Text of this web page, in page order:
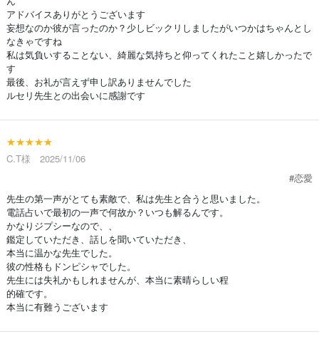
アドバイスありがとうございます
妄想なのか彼が言ったのか？少しビックリしましたがいつかはちゃんとし
なきゃですね
私は気負いすることない、綺麗な気持ちと仰ってくれたこと嬉しかったで
す
最後、お礼が言えず申し訳ありませんでした
ルセリ先生との出会いに感謝です
★★★★★
C.T様 2025/11/06
#恋愛
先生の第一声がとても素敵で、私は先生と合うと思いました。
電話占いで最初の一声で何故か？いつも解るんです。
かなりジプシーなので、、
鑑定していただき、話しを聞いていただき、
本当に温かな先生でした。
彼の性格もドンピシャでした。
先生には失礼かもしれませんが、本当に素晴らしい程
的確です。
本当に有難うございます